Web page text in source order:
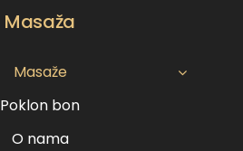
Masaža
Masaže
Poklon bon
O nama